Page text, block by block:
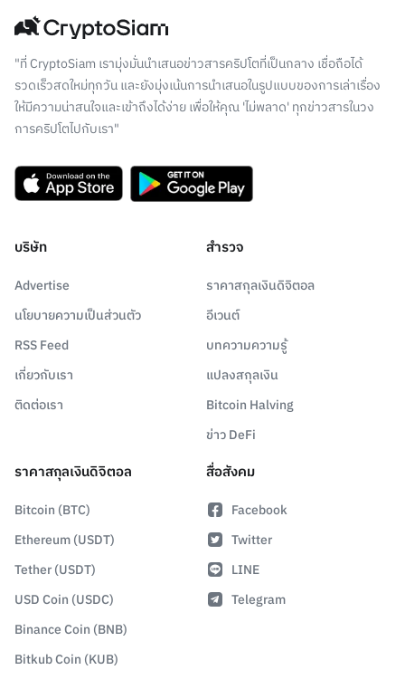
"ที่ CryptoSiam เรามุ่งมั่นนำเสนอข่าวสารคริปโตที่เป็นกลาง เชื่อถือได้
รวดเร็วสดใหม่ทุกวัน และยังมุ่งเน้นการนำเสนอในรูปแบบของการเล่าเรื่อง
ให้มีความน่าสนใจและเข้าถึงได้ง่าย เพื่อให้คุณ 'ไม่พลาด' ทุกข่าวสารในวง
การคริปโตไปกับเรา"
บริษัท
Advertise
นโยบายความเป็นส่วนตัว
RSS Feed
เกี่ยวกับเรา
ติดต่อเรา
สำรวจ
ราคาสกุลเงินดิจิตอล
อีเวนต์
บทความความรู้
แปลงสกุลเงิน
Bitcoin Halving
ข่าว DeFi
ราคาสกุลเงินดิจิตอล
Bitcoin (BTC)
Ethereum (USDT)
Tether (USDT)
USD Coin (USDC)
Binance Coin (BNB)
Bitkub Coin (KUB)
สื่อสังคม
Facebook
Twitter
LINE
Telegram